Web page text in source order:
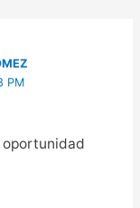
PM
oportunidad